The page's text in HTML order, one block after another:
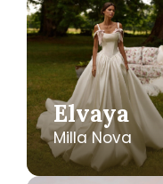
Elvaya
Milla Nova